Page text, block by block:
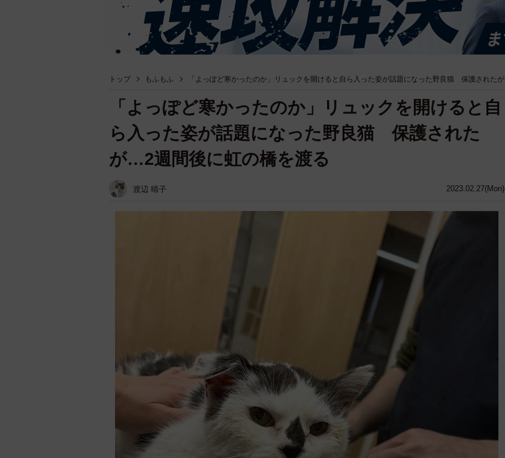
トップ もふもふ 「よっぽど寒かったのか」リュックを開けると自ら入った姿が話題になった野良猫 保護されたが
2023.02.27(Mon)
「よっぽど寒かったのか」リュックを開けると自
ら入った姿が話題になった野良猫 保護された
が…2週間後に虹の橋を渡る
渡辺 晴子